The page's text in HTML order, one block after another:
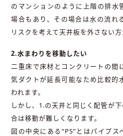
のマンションのように上階の排水
場合もあり、その場合は水の流れ
リスクを考えて天井板を外さない方
2.水まわりを移動したい
二重床で床材とコンクリートの間
気ダクトが延長可能なため比較的
われます。
しかし、1.の天井と同じく配管が
合は移動が難しくなります。
図の中央にある“PS”とはパイプ